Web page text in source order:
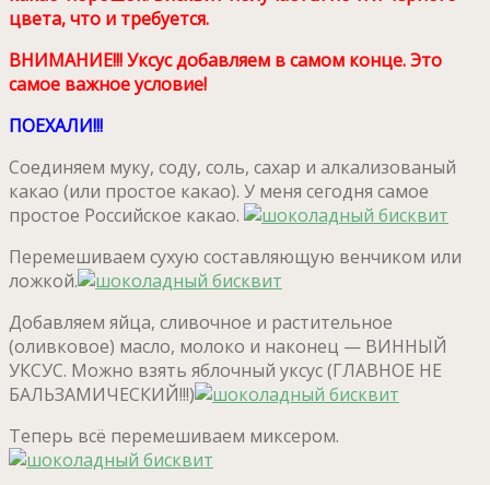
цвета, что и требуется.
ВНИМАНИЕ!!! Уксус добавляем в самом конце. Это
самое важное условие!
ПОЕХАЛИ!!!
Соединяем муку, соду, соль, сахар и алкализованый
какао (или простое какао). У меня сегодня самое
простое Российское какао.
Перемешиваем сухую составляющую венчиком или
ложкой.
Добавляем яйца, сливочное и растительное
(оливковое) масло, молоко и наконец — ВИННЫЙ
УКСУС. Можно взять яблочный уксус (ГЛАВНОЕ НЕ
БАЛЬЗАМИЧЕСКИЙ!!!)
Теперь всё перемешиваем миксером.